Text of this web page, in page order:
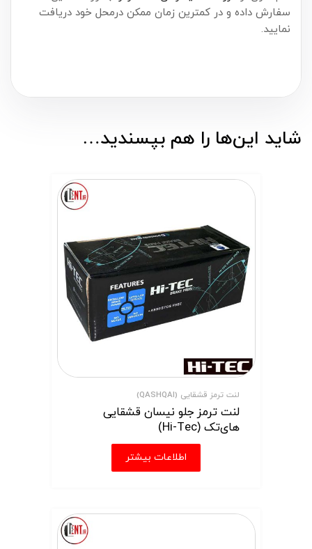
سفارش داده و در کمترین زمان ممکن درمحل خود دریافت
نمایید.
شاید این‌ها را هم بپسندید…
لنت ترمز قشقایی (QASHQAI)
لنت ترمز جلو نیسان قشقایی
های‌تک (Hi-Tec)
اطلاعات بیشتر